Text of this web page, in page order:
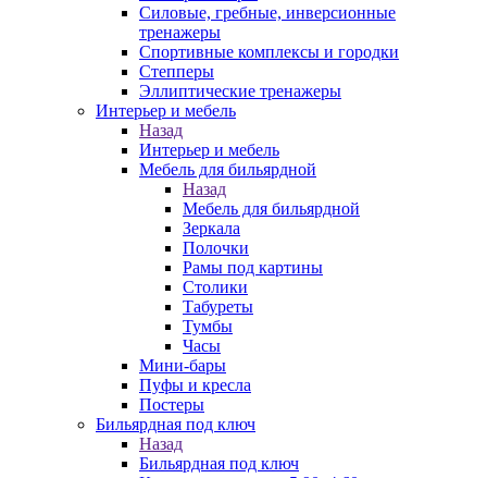
Силовые, гребные, инверсионные
тренажеры
Спортивные комплексы и городки
Степперы
Эллиптические тренажеры
Интерьер и мебель
Назад
Интерьер и мебель
Мебель для бильярдной
Назад
Мебель для бильярдной
Зеркала
Полочки
Рамы под картины
Столики
Табуреты
Тумбы
Часы
Мини-бары
Пуфы и кресла
Постеры
Бильярдная под ключ
Назад
Бильярдная под ключ